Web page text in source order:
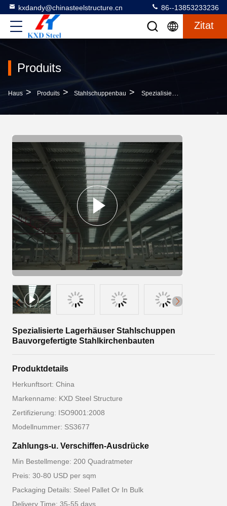
kxdandy@chinasteelstructure.cn 86--13853233236
Zitat
Produits
Haus > Produits > Stahlschuppenbau > Spezialisierte Lagerhäuser Stahlschuppen Bauvorgefertigte Stahlkirchenbauten
Spezialisierte Lagerhäuser Stahlschuppen
Bauvorgefertigte Stahlkirchenbauten
Produktdetails
Herkunftsort: China
Markenname: KXD Steel Structure
Zertifizierung: ISO9001:2008
Modellnummer: SS3677
Zahlungs-u. Verschiffen-Ausdrücke
Min Bestellmenge: 200 Quadratmeter
Preis: 30-80 USD per sqm
Packaging Details: Steel Pallet Or In Bulk
Delivery Time: 35-55 days